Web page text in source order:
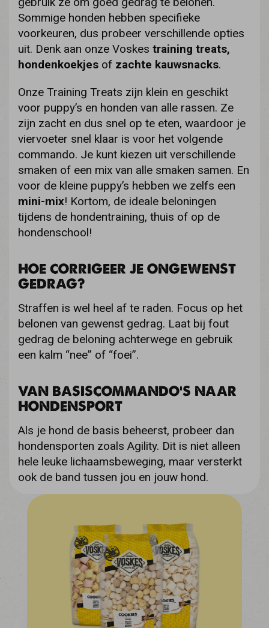
Sommige honden hebben specifieke
voorkeuren, dus probeer verschillende opties
uit. Denk aan onze Voskes training treats,
hondenkoekjes of zachte kauwsnacks.
Onze Training Treats zijn klein en geschikt
voor puppy’s en honden van alle rassen. Ze
zijn zacht en dus snel op te eten, waardoor je
viervoeter snel klaar is voor het volgende
commando. Je kunt kiezen uit verschillende
smaken of een mix van alle smaken samen. En
voor de kleine puppy’s hebben we zelfs een
mini-mix! Kortom, de ideale beloningen
tijdens de hondentraining, thuis of op de
hondenschool!
HOE CORRIGEER JE ONGEWENST
GEDRAG?
Straffen is wel heel af te raden. Focus op het
belonen van gewenst gedrag. Laat bij fout
gedrag de beloning achterwege en gebruik
een kalm “nee” of “foei”.
VAN BASISCOMMANDO’S NAAR
HONDENSPORT
Als je hond de basis beheerst, probeer dan
hondensporten zoals Agility. Dit is niet alleen
hele leuke lichaamsbeweging, maar versterkt
ook de band tussen jou en jouw hond.